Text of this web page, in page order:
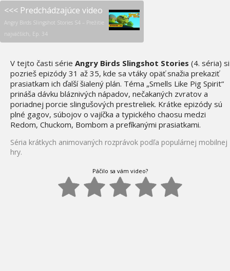
<<< Predchádzajúce video
Angry Birds Slingshot Stories S4 – Prežitie
najväčších, Ep. 34
V tejto časti série Angry Birds Slingshot Stories (4. séria) si
pozrieš epizódy 31 až 35, kde sa vtáky opäť snažia prekaziť
prasiatkam ich ďalší šialený plán. Téma „Smells Like Pig Spirit“
prináša dávku bláznivých nápadov, nečakaných zvratov a
poriadnej porcie slingušových prestreliek. Krátke epizódy sú
plné gagov, súbojov o vajíčka a typického chaosu medzi
Redom, Chuckom, Bombom a prefíkanými prasiatkami.
Séria krátkych animovaných rozprávok podľa populárnej mobilnej
hry.
Páčilo sa vám video?